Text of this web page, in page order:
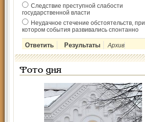
Следствие преступной слабости
государственной власти
Неудачное стечение обстоятельств, при
котором события развивались спонтанно
Архив
Фото дня